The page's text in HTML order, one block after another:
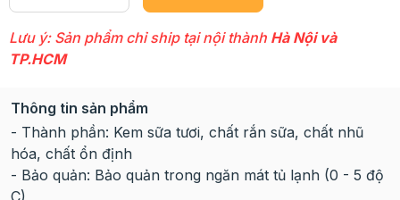
Lưu ý: Sản phẩm chỉ ship tại nội thành Hà Nội và
TP.HCM
Thông tin sản phẩm
- Thành phần: Kem sữa tươi, chất rắn sữa, chất nhũ
hóa, chất ổn định
- Bảo quản: Bảo quản trong ngăn mát tủ lạnh (0 - 5 độ
C)